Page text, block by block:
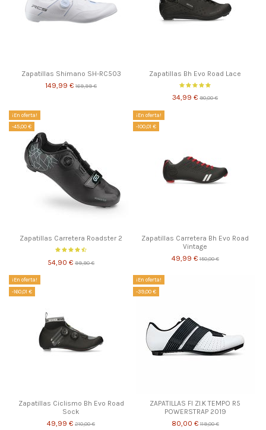
Zapatillas Shimano SH-RC503
149,99 € 169,99 €
Zapatillas Bh Evo Road Lace
34,99 € 90,00 €
¡En oferta!
-45,00 €
Zapatillas Carretera Roadster 2
54,90 € 99,90 €
¡En oferta!
-100,01 €
Zapatillas Carretera Bh Evo Road
Vintage
49,99 €150,00 €
¡En oferta!
-160,01 €
Zapatillas Ciclismo Bh Evo Road
Sock
49,99 € 210,00 €
¡En oferta!
-39,00 €
ZAPATILLAS FI ZI.K TEMPO R5
POWERSTRAP 2019
80,00 €119,00 €